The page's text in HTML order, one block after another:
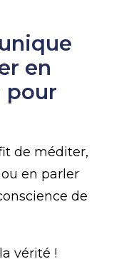
en
pour
de méditer,
en parler
de
vérité !